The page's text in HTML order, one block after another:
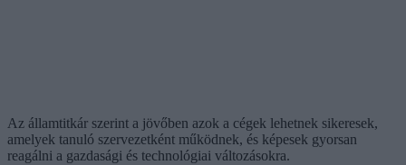
Az államtitkár szerint a jövőben azok a cégek lehetnek sikeresek,
amelyek tanuló szervezetként működnek, és képesek gyorsan
reagálni a gazdasági és technológiai változásokra.